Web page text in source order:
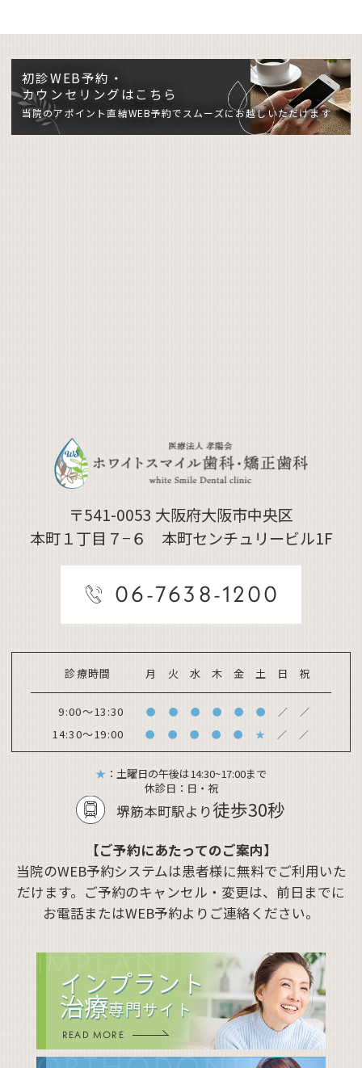
初診WEB予約・
カウンセリングはこちら
当院のアポイント直結WEB予約でスムーズにお越しいただけます
〒541-0053 大阪府大阪市中央区
本町１丁目７−６ 本町センチュリービル1F
06-7638-1200
診療時間 月 火 水 木 金 土 日 祝
9:00～13:30 ● ● ● ● ● ● ／ ／
14:30～19:00 ● ● ● ● ● ★ ／ ／
★ ：土曜日の午後は14:30~17:00まで
休診日： 日・祝
堺筋本町駅より徒歩30秒
【ご予約にあたってのご案内】
当院のWEB予約システムは患者様に無料でご利用いた
だけます。ご予約のキャンセル・変更は、前日までに
お電話またはWEB予約よりご連絡ください。
IMPLANT
インプラント
治療専門サイト
READ MORE